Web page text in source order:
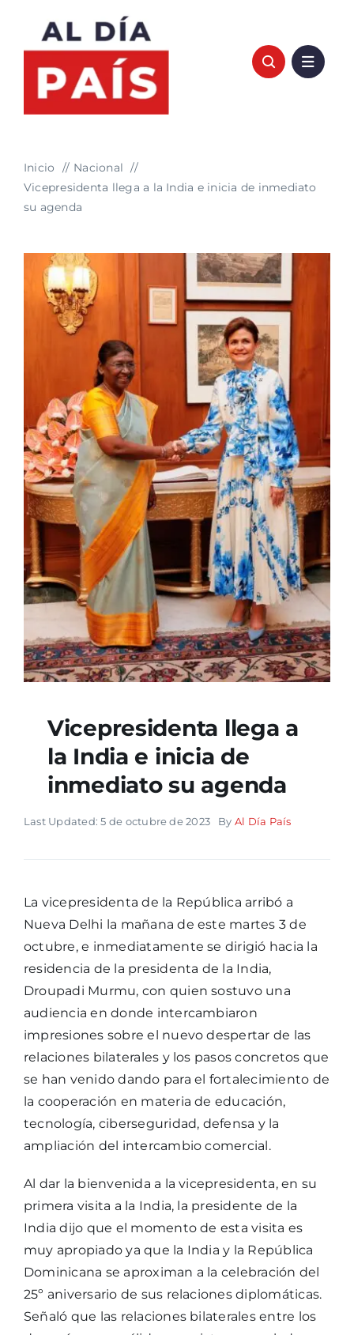
contenido
Inicio
Nacional
Vicepresidenta llega a la India e inicia de inmediato
su agenda
Vicepresidenta llega a
la India e inicia de
inmediato su agenda
Last Updated: 5 de octubre de 2023 By Al Día País
La vicepresidenta de la República arribó a
Nueva Delhi la mañana de este martes 3 de
octubre, e inmediatamente se dirigió hacia la
residencia de la presidenta de la India,
Droupadi Murmu, con quien sostuvo una
audiencia en donde intercambiaron
impresiones sobre el nuevo despertar de las
relaciones bilaterales y los pasos concretos que
se han venido dando para el fortalecimiento de
la cooperación en materia de educación,
tecnología, ciberseguridad, defensa y la
ampliación del intercambio comercial.
Al dar la bienvenida a la vicepresidenta, en su
primera visita a la India, la presidente de la
India dijo que el momento de esta visita es
muy apropiado ya que la India y la República
Dominicana se aproximan a la celebración del
25º aniversario de sus relaciones diplomáticas.
Señaló que las relaciones bilaterales entre los